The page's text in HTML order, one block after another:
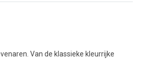
Van de klassieke kleurrijke
schuimfiguren in allerlei